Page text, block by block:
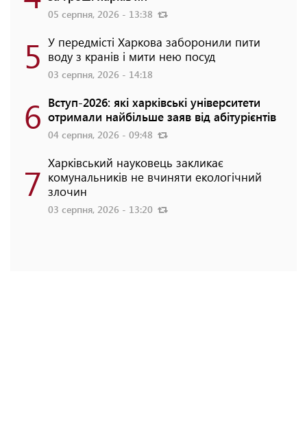
05 серпня, 2026 - 13:38
5 У передмісті Харкова заборонили пити
воду з кранів і мити нею посуд
03 серпня, 2026 - 14:18
6 Вступ-2026: які харківські університети
отримали найбільше заяв від абітурієнтів
04 серпня, 2026 - 09:48
7 Харківський науковець закликає
комунальників не вчиняти екологічний
злочин
03 серпня, 2026 - 13:20